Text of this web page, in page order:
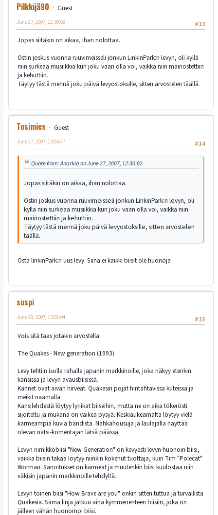
Pilkkijä90
Guest
#13
June 27, 2007, 12:30:02
Jopas siitäkin on aikaa, ihan nolottaa.
Ostin joskus vuonna ruuvimeisseli jonkun LinkinPark:n levyn, oli kyllä
niin surkeaa musiikkia kun joku vaan olla voi, vaikka niin mainostettiin
ja kehuttiin.
Täytyy tästä mennä joku päivä levyostoksille, sitten arvostelen täällä.
Tosimies
Guest
#14
June 27, 2007, 13:05:47
Quote from: Anarkia on June 27, 2007, 12:30:02
Jopas siitäkin on aikaa, ihan nolottaa.
Ostin joskus vuonna ruuvimeisseli jonkun LinkinPark:n levyn, oli
kyllä niin surkeaa musiikkia kun joku vaan olla voi, vaikka niin
mainostettiin ja kehuttiin.
Täytyy tästä mennä joku päivä levyostoksille, sitten arvostelen
täällä.
Osta linkinPark:n uus levy. Siinä ei kaikki biisit ole huonoja
suspi
#15
June 29, 2007, 13:01:04
Vois sitä taas jotakin arvostella:
The Quakes - New generation (1993)
Levy tehtiin isolla rahalla japanin markkinoille, joka näkyy etenkin
kansissa ja levyn avausbiisissä.
Kannet ovat aivan hirveät. Quakesin pojat hintahtavissa kuteissa ja
meikit naamalla.
Kansilehdestä löytyy lyriikat biiseihin, mutta ne on aika tökerösti
sijoiteltu ja mukana on vaikea pysyä. Keskiaukeamalta löytyy vielä
karmeampia kuvia bändistä. Nahkahousuja ja laulajalla näyttää
olevan natsi-komentajan lätsä päässä.
Levyn nimikkobiisi "New Generation" on kevyesti levyn huonoin biisi,
vaikka biisin takaa löytyy niinkin kokenut tuottaja, kuin Tim "Polecat"
Worman. Sanoitukset on karmeat ja muutenkin biisi kuulostaa niin
väkisin japanin markkinoille tehdyltä.
Levyn toinen biisi "How Brave are you" onkin sitten tuttua ja turvallista
Quakesia. Sama linja jatkuu aina kymmenenteen biisiin, joka on
jälleen vähän huonompi biisi.